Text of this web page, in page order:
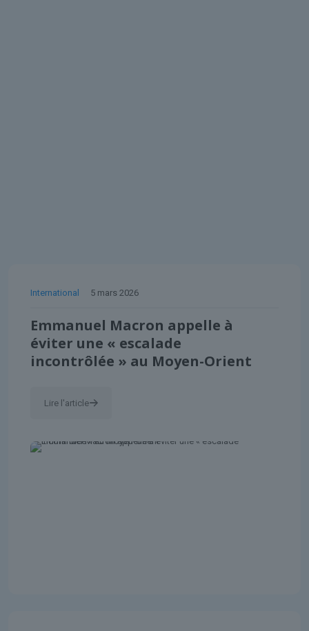
International 5 mars 2026
Emmanuel Macron appelle à
éviter une « escalade
incontrôlée » au Moyen-Orient
Lire l'article